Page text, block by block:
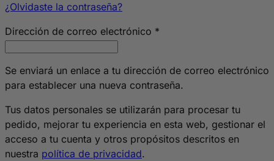
¿Olvidaste la contraseña?
Dirección de correo electrónico *
Se enviará un enlace a tu dirección de correo electrónico
para establecer una nueva contraseña.
Tus datos personales se utilizarán para procesar tu
pedido, mejorar tu experiencia en esta web, gestionar el
acceso a tu cuenta y otros propósitos descritos en
nuestra política de privacidad.